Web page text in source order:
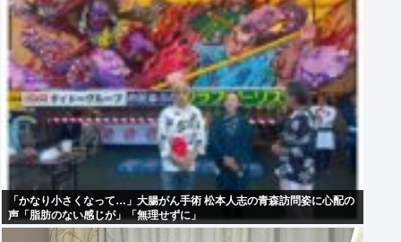
「かなり小さくなって…」大腸がん手術 松本人志の青森訪問姿に心配の
声「脂肪のない感じが」「無理せずに」